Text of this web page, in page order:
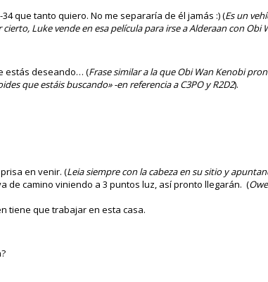
que tanto quiero. No me separaría de él jamás :) (Es un
Luke vende en esa película para irse a Alderaan con Obi
estás deseando… (Frase similar a la que Obi Wan Kenobi
que estáis buscando» -en referencia a C3PO y R2D2).
en venir. (Leia siempre con la cabeza en su sitio y
de camino viniendo a 3 puntos luz, así pronto llegarán. (
tiene que trabajar en esta casa.